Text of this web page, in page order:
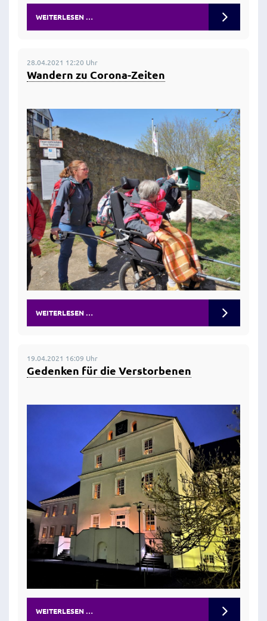
WEITERLESEN …
28.04.2021 12:20 Uhr
Wandern zu Corona-Zeiten
WEITERLESEN …
19.04.2021 16:09 Uhr
Gedenken für die Verstorbenen
WEITERLESEN …